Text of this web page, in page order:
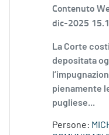
Contenuto
dic-2025
La Corte
depositata
pienamente
pugliese...
Persone: